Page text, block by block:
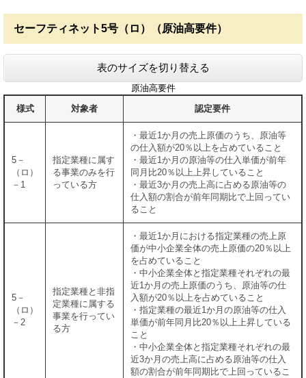
セーフティネット5号（ロ）（原油高要件）
表のサイズを切り替える
原油高要件
様式
対象者 認定要件
5－
（ロ）
－1
指定業種に属す
る事業のみを行
っている方
・最近1か月の売上原価のうち、原油等
の仕入額が20％以上を占めていること
・最近1か月の原油等の仕入単価が前年
同月比20％以上上昇していること
・最近3か月の売上高に占める原油等の
仕入額の割合が前年同期比で上回ってい
ること
5－
（ロ）
－2
指定業種と非指
定業種に属する
事業を行ってい
る方
・最近1か月における指定業種の売上原
価が中小企業全体の売上原価の20％以上
を占めていること
・中小企業全体と指定業種それぞれの最
近1か月の売上原価のうち、原油等の仕
入額が20％以上を占めていること
・指定業種の最近1か月の原油等の仕入
単価が前年同月比20％以上上昇している
こと
・中小企業全体と指定業種それぞれの最
近3か月の売上高に占める原油等の仕入
額の割合が前年同期比で上回っているこ